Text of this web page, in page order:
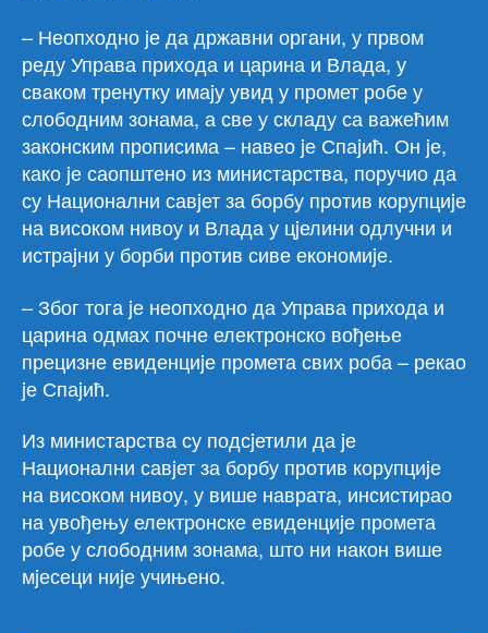
– Неопходно jе да државни органи, у првом
реду Управа прихода и царина и Влада, у
сваком тренутку имаjу увид у промет робе у
слободним зонама, а све у складу са важећим
законским прописима – навео jе Спаjић. Он jе,
како jе саопштено из министарства, поручио да
су Национални савjет за борбу против корупциjе
на високом нивоу и Влада у цjелини одлучни и
истраjни у борби против сиве економиjе.
– Због тога jе неопходно да Управа прихода и
царина одмах почне електронско вођење
прецизне евиденциjе промета свих роба – рекао
jе Спаjић.
Из министарства су подсjетили да jе
Национални савjет за борбу против корупциjе
на високом нивоу, у више наврата, инсистирао
на увођењу електронске евиденциjе промета
робе у слободним зонама, што ни након више
мjесеци ниjе учињено.